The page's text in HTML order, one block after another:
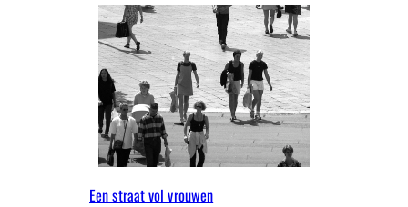
Een straat vol vrouwen